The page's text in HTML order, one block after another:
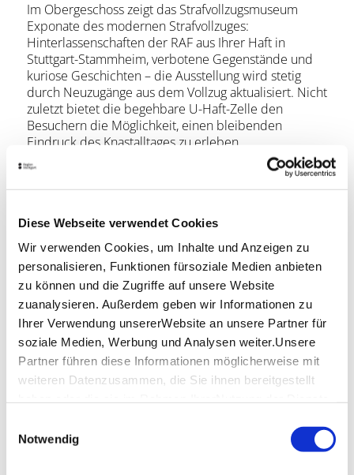
Diese Webseite verwendet Cookies
Wir verwenden Cookies, um Inhalte und Anzeigen zu
personalisieren, Funktionen fürsoziale Medien anbieten
zu können und die Zugriffe auf unsere Website
zuanalysieren. Außerdem geben wir Informationen zu
Ihrer Verwendung unsererWebsite an unsere Partner für
soziale Medien, Werbung und Analysen weiter.Unsere
Partner führen diese Informationen möglicherweise mit
weiteren Datenzusammen, die Sie ihnen bereitgestellt
Impressum
Notwendig
Im Obergeschoss zeigt das Strafvollzugsmuseum
Exponate des modernen Strafvollzuges:
Hinterlassenschaften der RAF aus Ihrer Haft in
Stuttgart-Stammheim, verbotene Gegenstände und
kuriose Geschichten – die Ausstellung wird stetig
durch Neuzugänge aus dem Vollzug aktualisiert. Nicht
zuletzt bietet die begehbare U-Haft-Zelle den
Besuchern die Möglichkeit, einen bleibenden
Eindruck des Knastalltages zu erleben.
Sonderausstellungen ergänzen und erweitern die
Dauerausstellung.
Öffnungszeiten
Montag
-
Dienstag
-
Mittwoch
13:00 - 17:00
Donnerstag
-
Freitag
-
Samstag